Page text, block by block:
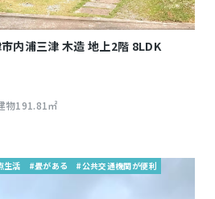
内浦三津 木造 地上2階 8LDK
物191.81㎡
生活 #畳がある #公共交通機関が便利